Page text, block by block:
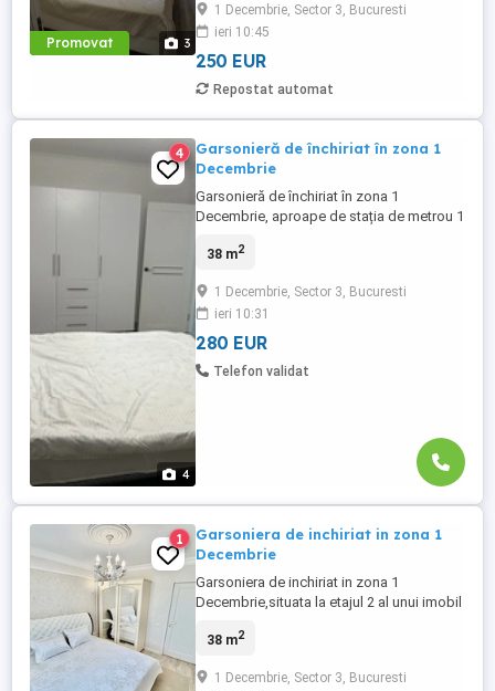
Promovat 3
precum și acces rapid către Bd. Theodor
Pallady și stații STB. La câteva minute se
află și Parcul ...
1 Decembrie, Sector 3, Bucuresti
ieri 10:45
250 EUR
Repostat automat
4
4
Garsonieră de închiriat în zona 1
Decembrie
Garsonieră de închiriat în zona 1
Decembrie, aproape de stația de metrou 1
apropiere. Zona oferă acces rapid către
comun. Locuința are o suprafață de 38
mp, este situată la etajul 4 din 10 și este
formată din cameră, ...
38 m2
1 Decembrie, Sector 3, Bucuresti
ieri 10:31
280 EUR
Telefon validat
1
Garsoniera de inchiriat in zona 1
Decembrie
Garsoniera de inchiriat in zona 1
Decembrie,situata la etajul 2 al unui imobil
Locuinta este luminoasa,bine
necesare pentru un trai confortabil. Se
38 m2
1 Decembrie, Sector 3, Bucuresti